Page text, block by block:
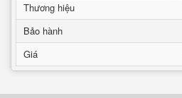
Thương hiệu
Bảo hành
Giá